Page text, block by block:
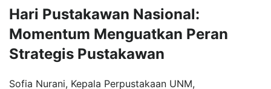
Hari Pustakawan Nasional:
Momentum Menguatkan Peran
Strategis Pustakawan
Sofia Nurani, Kepala Perpustakaan UNM,